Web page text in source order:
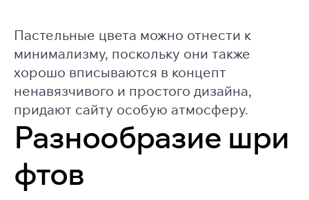
Пастельные цвета можно отнести к
минимализму, поскольку они также
хорошо вписываются в концепт
ненавязчивого и простого дизайна,
придают сайту особую атмосферу.
Разнообразие шри
фтов